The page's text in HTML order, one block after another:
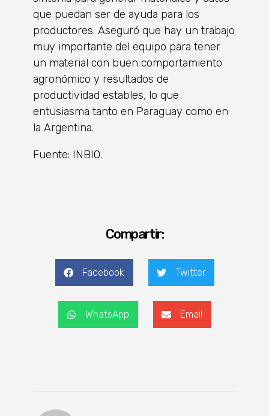
que puedan ser de ayuda para los
productores. Aseguró que hay un trabajo
muy importante del equipo para tener
un material con buen comportamiento
agronómico y resultados de
productividad estables, lo que
entusiasma tanto en Paraguay como en
la Argentina.
Fuente: INBIO.
Compartir:
Facebook Twitter
WhatsApp Email